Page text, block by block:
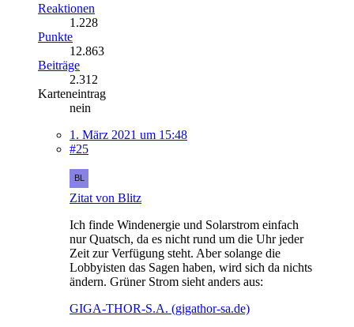
Reaktionen
1.228
Punkte
12.863
Beiträge
2.312
Karteneintrag
nein
1. März 2021 um 15:48
#25
Zitat von Blitz
Ich finde Windenergie und Solarstrom einfach
nur Quatsch, da es nicht rund um die Uhr jeder
Zeit zur Verfügung steht. Aber solange die
Lobbyisten das Sagen haben, wird sich da nichts
ändern. Grüner Strom sieht anders aus:
GIGA-THOR-S.A. (gigathor-sa.de)